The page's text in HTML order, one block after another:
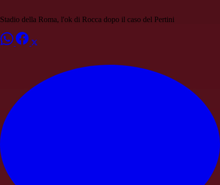
Stadio della Roma, l'ok di Rocca dopo il caso del Pertini